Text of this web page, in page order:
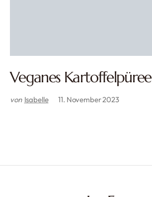
Veganes Kartoffelpüree
von Isabelle 11. November 2023